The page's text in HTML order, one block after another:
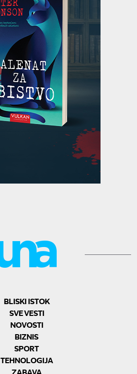
BLISKI ISTOK
SVE VESTI
NOVOSTI
BIZNIS
SPORT
TEHNOLOGIJA
ZABAVA